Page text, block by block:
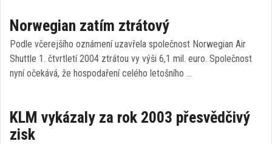
Norwegian zatím ztrátový
Podle včerejšího oznámení uzavřela společnost Norwegian Air
Shuttle 1. čtvrtletí 2004 ztrátou vy výši 6,1 mil. euro. Společnost
nyní očekává, že hospodaření celého letošního …
KLM vykázaly za rok 2003 přesvědčivý
zisk